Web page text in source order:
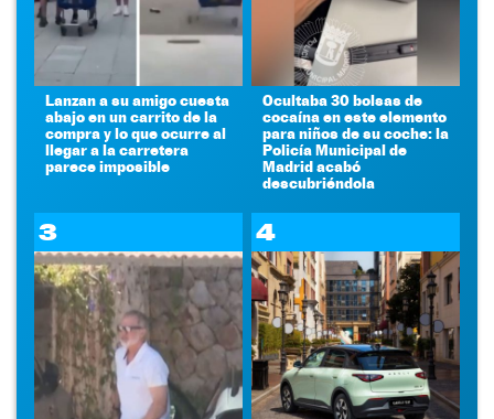
Lanzan a su amigo cuesta
abajo en un carrito de la
compra y lo que ocurre al
llegar a la carretera
parece imposible
Ocultaba 30 bolsas de
cocaína en este elemento
para niños de su coche: la
Policía Municipal de
Madrid acabó
descubriéndola
3 4